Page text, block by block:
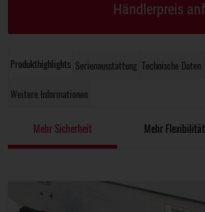
Produkthighlights Serienausstattung Technische Daten
Weitere Informationen
Mehr Sicherheit Mehr Flexibilität
Händlerpreis